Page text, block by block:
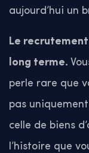
aujourd’hui un
Le
long terme.
perle rare que
pas
celle de biens
l’histoire que